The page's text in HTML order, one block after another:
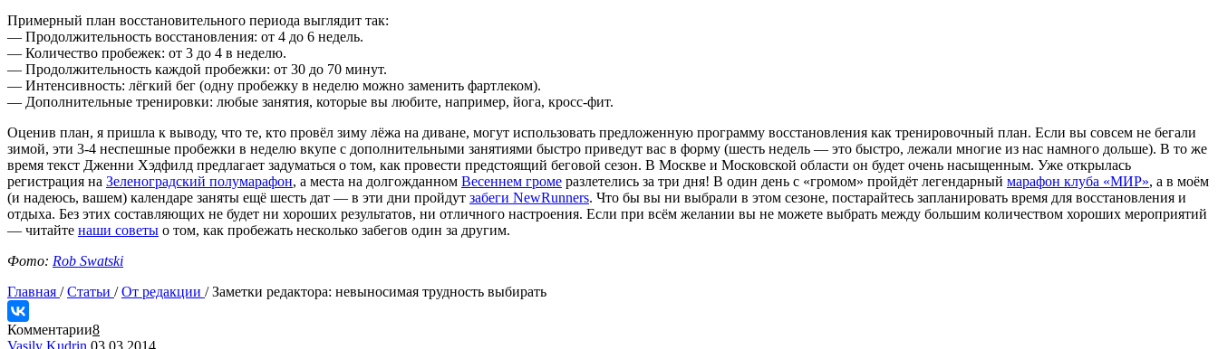
Примерный план восстановительного периода выглядит так:
— Продолжительность восстановления: от 4 до 6 недель.
— Количество пробежек: от 3 до 4 в неделю.
— Продолжительность каждой пробежки: от 30 до 70 минут.
— Интенсивность: лёгкий бег (одну пробежку в неделю можно заменить фартлеком).
— Дополнительные тренировки: любые занятия, которые вы любите, например, йога, кросс-фит.
Оценив план, я пришла к выводу, что те, кто провёл зиму лёжа на диване, могут использовать предложенную программу восстановления как тренировочный план. Если вы совсем не бегали
зимой, эти 3-4 неспешные пробежки в неделю вкупе с дополнительными занятиями быстро приведут вас в форму (шесть недель — это быстро, лежали многие из нас намного дольше). В то же
время текст Дженни Хэдфилд предлагает задуматься о том, как провести предстоящий беговой сезон. В Москве и Московской области он будет очень насыщенным. Уже открылась
регистрация на Зеленоградский полумарафон, а места на долгожданном Весеннем громе разлетелись за три дня! В один день с «громом» пройдёт легендарный марафон клуба «МИР», а в моём
(и надеюсь, вашем) календаре заняты ещё шесть дат — в эти дни пройдут забеги NewRunners. Что бы вы ни выбрали в этом сезоне, постарайтесь запланировать время для восстановления и
отдыха. Без этих составляющих не будет ни хороших результатов, ни отличного настроения. Если при всём желании вы не можете выбрать между большим количеством хороших мероприятий
— читайте наши советы о том, как пробежать несколько забегов один за другим.
Фото: Rob Swatski
Главная /Статьи /От редакции /Заметки редактора: невыносимая трудность выбирать
Комментарии8
Vasily Kudrin 03.03.2014